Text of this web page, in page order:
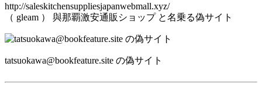
http://saleskitchensuppliesjapanwebmall.xyz/
（ gleam ） 與那覇激安通販ショップ と名乗る偽サイト
tatsuokawa@bookfeature.site の偽サイト